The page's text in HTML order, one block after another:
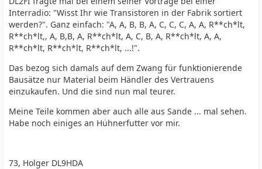
Interradio: "Wisst Ihr wie Transistoren in der Fabrik sortiert
werden?". Ganz einfach: "A, A, B, B, A, C, C, C, A, A, R**ch*lt,
R**ch*lt,, A, B,B, A, R**ch*lt, A, C, B, A, R**ch*lt, A, A,
R**ch*lt, R**ch*lt, R**ch*lt, ...!".
Das bezog sich damals auf dem Zwang für funktionierende
Bausätze nur Material beim Händler des Vertrauens
einzukaufen. Und die sind nun mal teurer.
Meine Teile kommen aber auch alle aus Sande ... mal sehen.
Habe noch einiges an Hühnerfutter vor mir.
73, Holger DL9HDA